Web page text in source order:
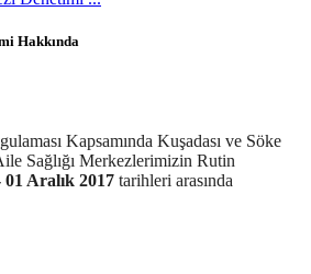
Hakkında
Kapsamında Kuşadası ve Söke
Sağlığı Merkezlerimizin Rutin
01 Aralık 2017 tarihleri arasında